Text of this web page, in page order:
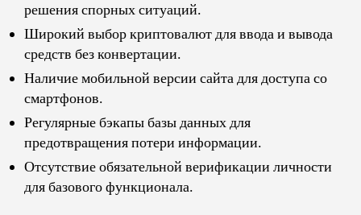
решения спорных ситуаций.
Широкий выбор криптовалют для ввода и вывода
средств без конвертации.
Наличие мобильной версии сайта для доступа со
смартфонов.
Регулярные бэкапы базы данных для
предотвращения потери информации.
Отсутствие обязательной верификации личности
для базового функционала.